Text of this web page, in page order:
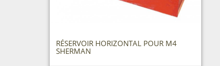
RÉSERVOIR HORIZONTAL POUR M4
SHERMAN